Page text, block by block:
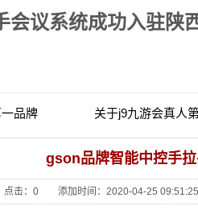
议系统成功入驻陕
品牌 关于j9九游会真人
联系j9九游会真人第一品牌
gson品牌智能中控手
点击： 0添加时间：2020-04-25